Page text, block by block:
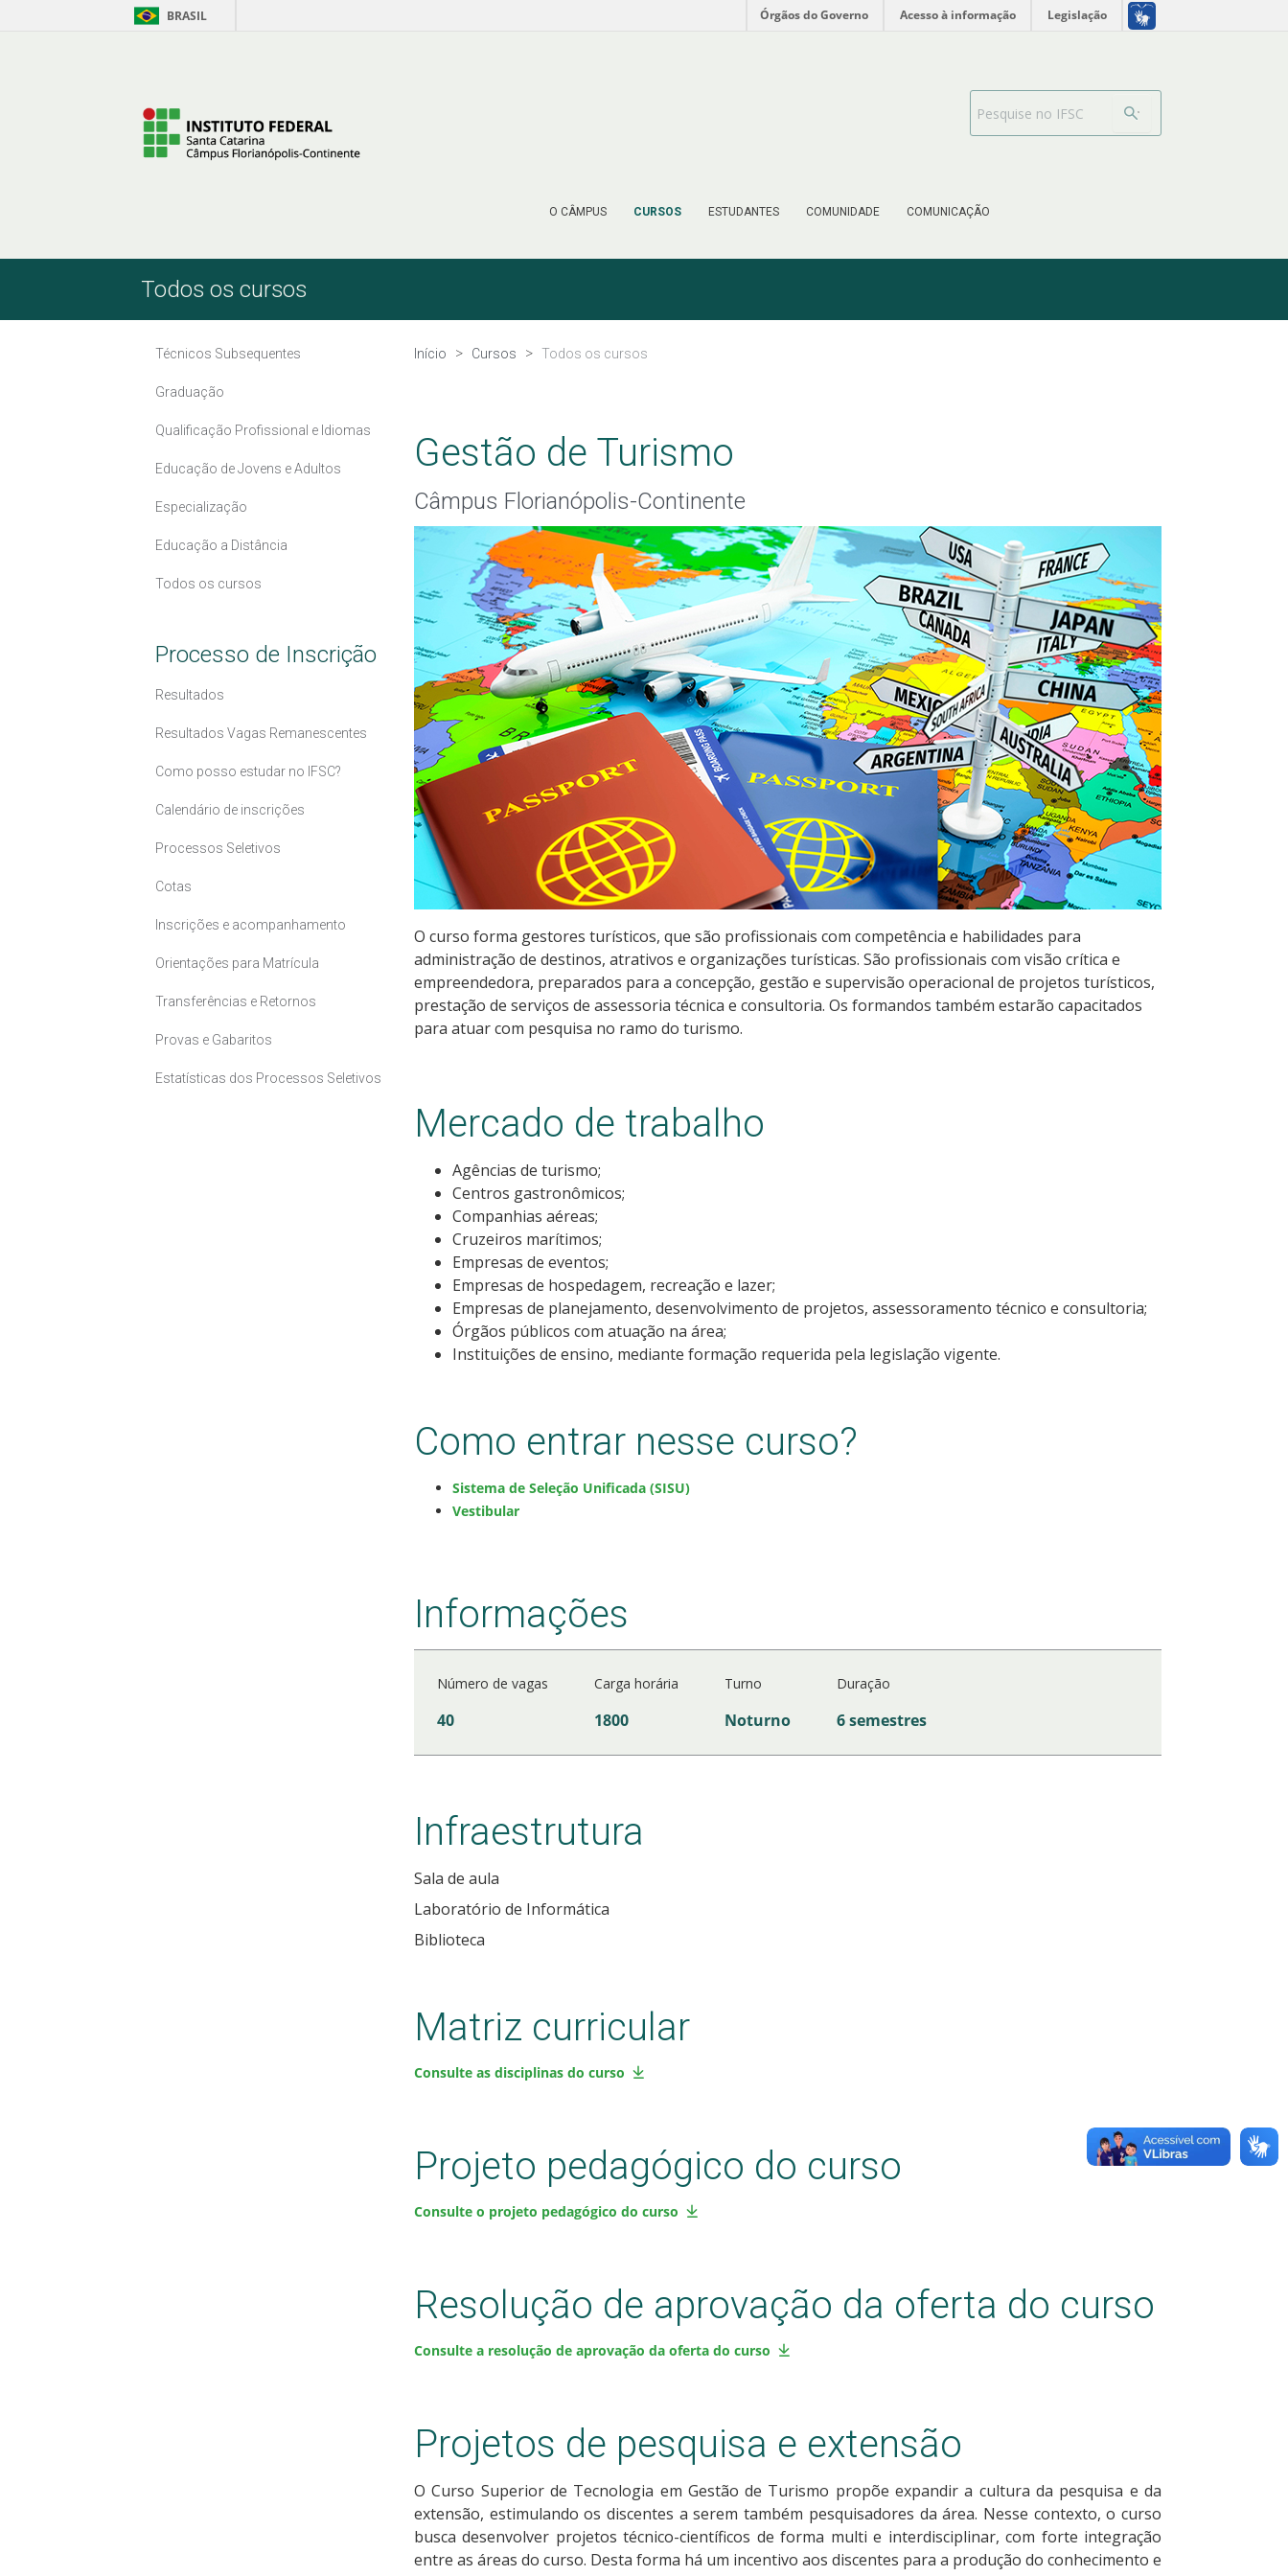
BRASIL Órgãos do Governo Acesso à informação Legislação
O CÂMPUS CURSOS ESTUDANTES COMUNIDADE COMUNICAÇÃO
Search Bar
Todos os cursos
Técnicos Subsequentes
Graduação
Qualificação Profissional e Idiomas
Educação de Jovens e Adultos
Especialização
Educação a Distância
Todos os cursos
Processo de Inscrição
Resultados
Resultados Vagas Remanescentes
Como posso estudar no IFSC?
Calendário de inscrições
Processos Seletivos
Cotas
Inscrições e acompanhamento
Orientações para Matrícula
Transferências e Retornos
Provas e Gabaritos
Estatísticas dos Processos Seletivos
Início Cursos Todos os cursos
Gestão de Turismo
Câmpus Florianópolis-Continente
O curso forma gestores turísticos, que são profissionais com competência e habilidades para
administração de destinos, atrativos e organizações turísticas. São profissionais com visão crítica e
empreendedora, preparados para a concepção, gestão e supervisão operacional de projetos turísticos,
prestação de serviços de assessoria técnica e consultoria. Os formandos também estarão capacitados
para atuar com pesquisa no ramo do turismo.
Mercado de trabalho
Agências de turismo;
Centros gastronômicos;
Companhias aéreas;
Cruzeiros marítimos;
Empresas de eventos;
Empresas de hospedagem, recreação e lazer;
Empresas de planejamento, desenvolvimento de projetos, assessoramento técnico e consultoria;
Órgãos públicos com atuação na área;
Instituições de ensino, mediante formação requerida pela legislação vigente.
Como entrar nesse curso?
Sistema de Seleção Unificada (SISU)
Vestibular
Informações
Número de vagas Carga horária Turno Duração
40 1800 Noturno 6 semestres
Infraestrutura
Sala de aula
Laboratório de Informática
Biblioteca
Matriz curricular
Consulte as disciplinas do curso
Projeto pedagógico do curso
Consulte o projeto pedagógico do curso
Resolução de aprovação da oferta do curso
Consulte a resolução de aprovação da oferta do curso
Projetos de pesquisa e extensão
O Curso Superior de Tecnologia em Gestão de Turismo propõe expandir a cultura da pesquisa e da
extensão, estimulando os discentes a serem também pesquisadores da área. Nesse contexto, o curso
busca desenvolver projetos técnico-científicos de forma multi e interdisciplinar, com forte integração
entre as áreas do curso. Desta forma há um incentivo aos discentes para a produção do conhecimento e